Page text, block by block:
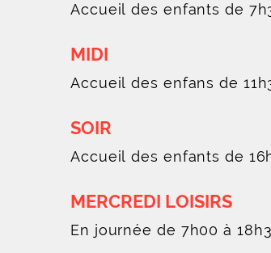
Accueil des enfants de
MIDI
Accueil des enfans de
SOIR
Accueil des enfants de
MERCREDI LOISIRS
En journée de 7h00 à